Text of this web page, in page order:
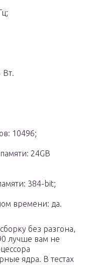
Вт.
10496;
24GB
384-bit;
времени: да.
без разгона,
лучше вам не
ядра. В тестах